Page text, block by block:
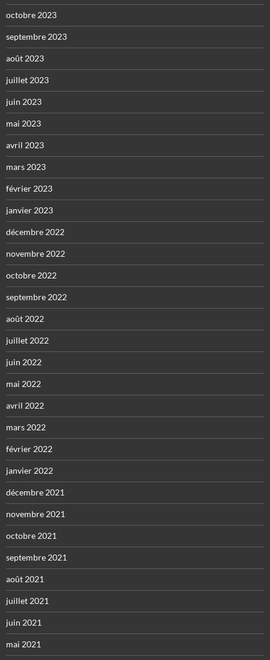
octobre 2023
septembre 2023
août 2023
juillet 2023
juin 2023
mai 2023
avril 2023
mars 2023
février 2023
janvier 2023
décembre 2022
novembre 2022
octobre 2022
septembre 2022
août 2022
juillet 2022
juin 2022
mai 2022
avril 2022
mars 2022
février 2022
janvier 2022
décembre 2021
novembre 2021
octobre 2021
septembre 2021
août 2021
juillet 2021
juin 2021
mai 2021